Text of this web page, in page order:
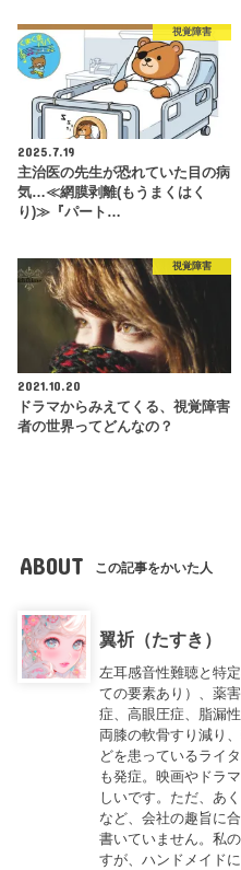
視覚障害
2025.7.19
主治医の先生が恐れていた目の病
気…≪網膜剥離(もうまくはく
り)≫『パート…
視覚障害
2021.10.20
ドラマからみえてくる、視覚障害
者の世界ってどんなの？
ABOUT この記事をかいた人
翼祈（たすき）
左耳感音性難聴と特
ての要素あり）、薬
症、高眼圧症、脂漏
両膝の軟骨すり減り
どを患っているライ
も発症。映画やドラ
しいです。ただ、あ
など、会社の趣旨に
書いていません。私
すが、ハンドメイド